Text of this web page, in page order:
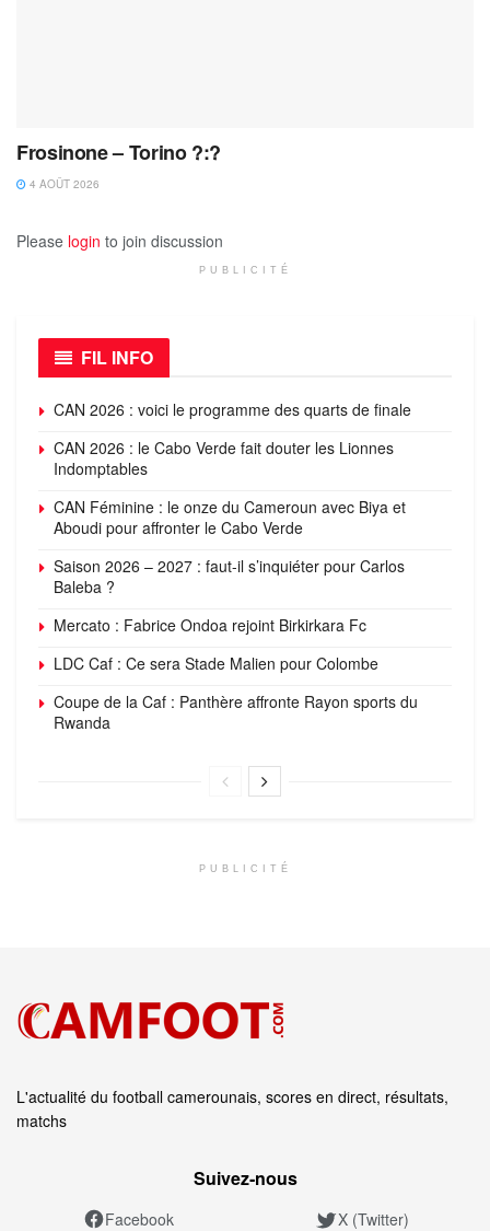
Frosinone – Torino ?:?
4 AOÛT 2026
Please login to join discussion
PUBLICITÉ
FIL INFO
CAN 2026 : voici le programme des quarts de finale
CAN 2026 : le Cabo Verde fait douter les Lionnes
Indomptables
CAN Féminine : le onze du Cameroun avec Biya et
Aboudi pour affronter le Cabo Verde
Saison 2026 – 2027 : faut-il s’inquiéter pour Carlos
Baleba ?
Mercato : Fabrice Ondoa rejoint Birkirkara Fc
LDC Caf : Ce sera Stade Malien pour Colombe
Coupe de la Caf : Panthère affronte Rayon sports du
Rwanda
PUBLICITÉ
L'actualité du football camerounais, scores en direct, résultats,
matchs
Suivez‑nous
Facebook X (Twitter)